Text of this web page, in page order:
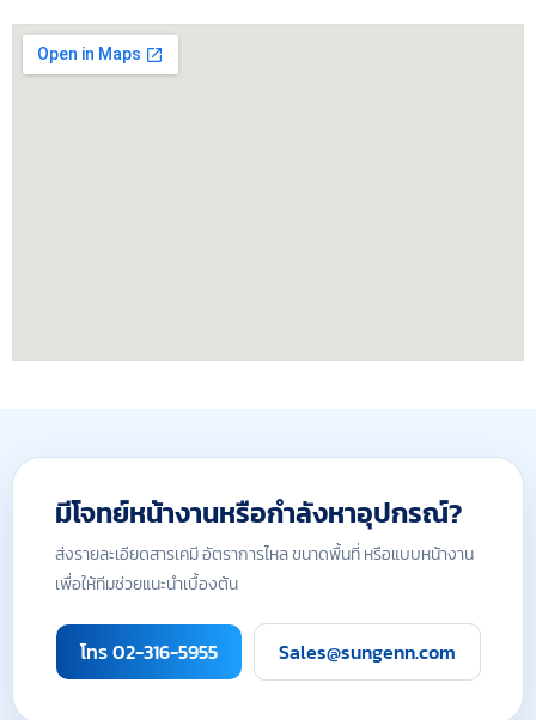
มีโจทย์หน้างานหรือกำลังหาอุปกรณ์?
ส่งรายละเอียดสารเคมี อัตราการไหล ขนาดพื้นที่ หรือแบบหน้างาน
เพื่อให้ทีมช่วยแนะนำเบื้องต้น
โทร 02-316-5955 Sales@sungenn.com